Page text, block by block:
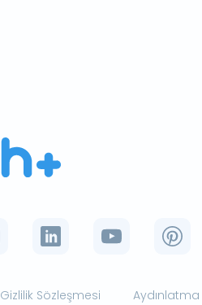
Gizlilik Sözleşmesi